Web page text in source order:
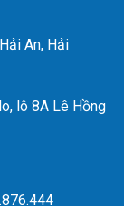
An, Hải
lô 8A Lê Hồng